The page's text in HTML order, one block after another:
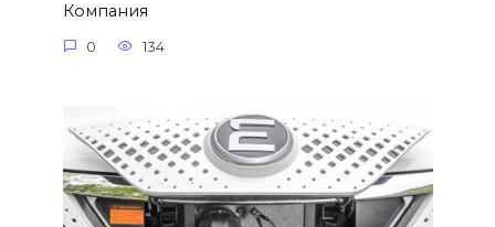
Компания
0 134